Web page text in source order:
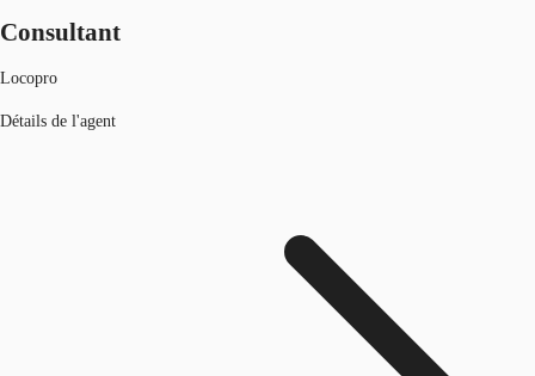
Consultant
Locopro
Détails de l'agent